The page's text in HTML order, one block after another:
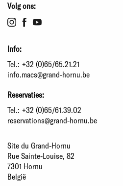
Volg ons:
Info:
Tel.: +32 (0)65/65.21.21
info.macs@grand-hornu.be
Reservaties:
Tel.: +32 (0)65/61.39.02
reservations@grand-hornu.be
Site du Grand-Hornu
Rue Sainte-Louise, 82
7301 Hornu
België